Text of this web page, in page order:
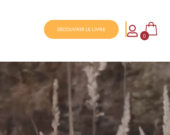
DÉCOUVRIR LE LIVRE  0